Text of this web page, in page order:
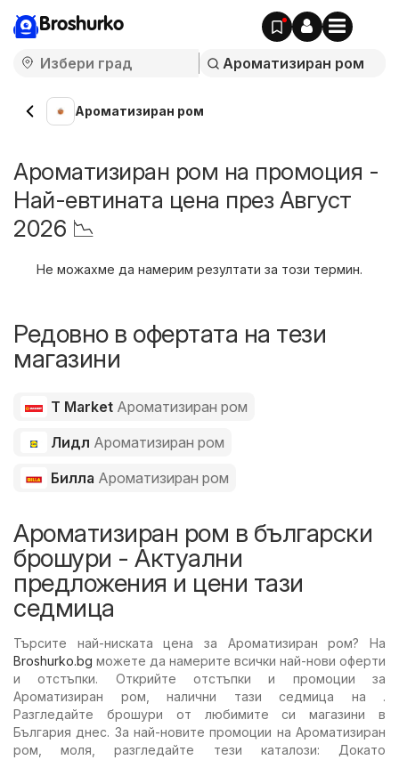
Broshurko
Ароматизиран ром
Ароматизиран ром на промоция -
Най-евтината цена през Август
2026 📉
Не можахме да намерим резултати за този термин.
Редовно в офертата на тези
магазини
T Market Ароматизиран ром
Лидл Ароматизиран ром
Билла Ароматизиран ром
Ароматизиран ром в български
брошури - Актуални
предложения и цени тази
седмица
Търсите най-ниската цена за Ароматизиран ром? На
Broshurko.bg можете да намерите всички най-нови оферти
и отстъпки. Открийте отстъпки и промоции за
Ароматизиран ром, налични тази седмица на .
Разгледайте брошури от любимите си магазини в
България днес. За най-новите промоции на Ароматизиран
ром, моля, разгледайте тези каталози: Докато